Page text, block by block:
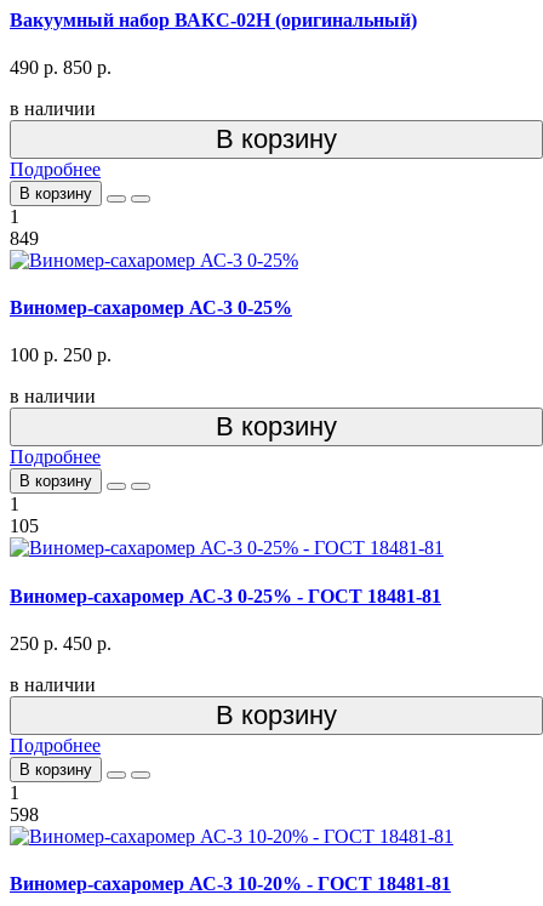
Вакуумный набор ВАКС-02Н (оригинальный)
490 р. 850 р.
в наличии
В корзину
Подробнее
В корзину
1
849
Виномер-сахаромер АС-3 0-25%
100 р. 250 р.
в наличии
В корзину
Подробнее
В корзину
1
105
Виномер-сахаромер АС-3 0-25% - ГОСТ 18481-81
250 р. 450 р.
в наличии
В корзину
Подробнее
В корзину
1
598
Виномер-сахаромер АС-3 10-20% - ГОСТ 18481-81